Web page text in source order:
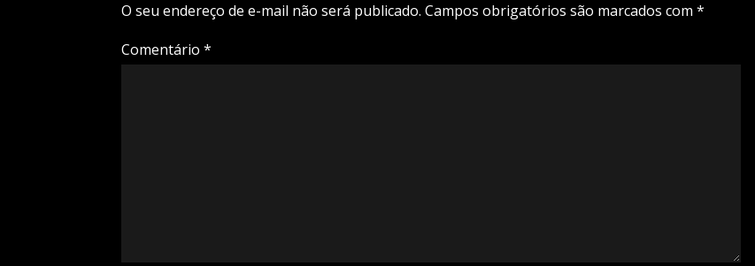
O seu endereço de e-mail não será publicado. Campos obrigatórios são marcados com *
Comentário *